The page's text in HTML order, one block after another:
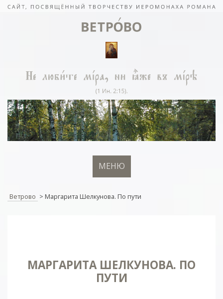
МЕНЮ
Ветрово > Маргарита Шелкунова. По пути
МАРГАРИТА ШЕЛКУНОВА. ПО
ПУТИ